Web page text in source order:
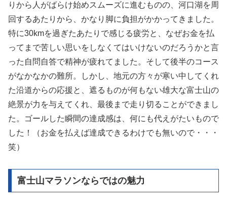
りから人がばらけ始めスムーズに進むものの、河口湖を周
回するあたりから、かなり脚に負担がかかってきました。
特に30kmを過ぎたあたりで感じる疲労と、なぜお金を払
ってまで苦しい思いをしなくてはいけないのだろうかと言
った自問自答で精神が疲れてました。そして後半のコース
がなかなかの難所。しかし、地元の方々が寒い中してくれ
た沿道からの応援と、遮るものが何もない雄大な富士山の
絶景が力を与えてくれ、最後まで走り切ることができまし
た。ゴールした瞬間の達成感は、何にも代えがたいもので
した！（お金を払えば達成できるわけでも無いので・・・
笑）
富士山マラソンならではの魅力